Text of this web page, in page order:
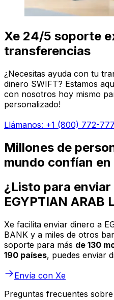
Xe 24/5 soporte
transferencias
¿Necesitas ayuda con tu
dinero SWIFT? Estamos
con nosotros hoy mismo
personalizado!
Llámanos: +1 (800) 772-
Millones de
mundo confían en
¿Listo para enviar
EGYPTIAN ARAB
Xe facilita enviar dinero a
BANK y a miles de otros
soporte para más de 130
190 países, puedes enviar
Envía con Xe
Preguntas frecuentes sobre